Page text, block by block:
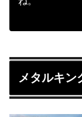
メタルキン